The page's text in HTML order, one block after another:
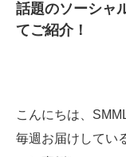
話題のソーシャ
てご紹介！
こんにちは、
毎週お届けしてい